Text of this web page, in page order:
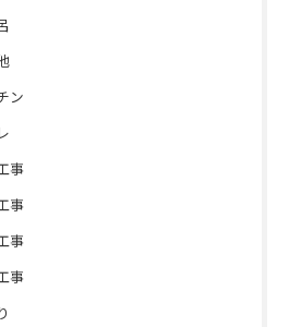
ン
事
事
事
事